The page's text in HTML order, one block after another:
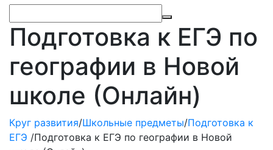
Подготовка к ЕГЭ по
географии в Новой
школе (Онлайн)
Круг развития/Школьные предметы/Подготовка к
ЕГЭ /Подготовка к ЕГЭ по географии в Новой